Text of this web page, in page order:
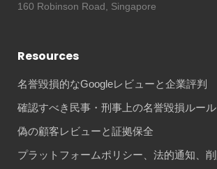
160 Robinson Road, Singapore
Resources
名誉毀損的なGoogleレビューと企業評判
確認すべき民事・刑事上の名誉毀損ルール
偽の顧客レビューと証拠保全
プラットフォームポリシー、法的通知、